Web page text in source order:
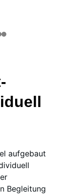
aufgebaut
Begleitung